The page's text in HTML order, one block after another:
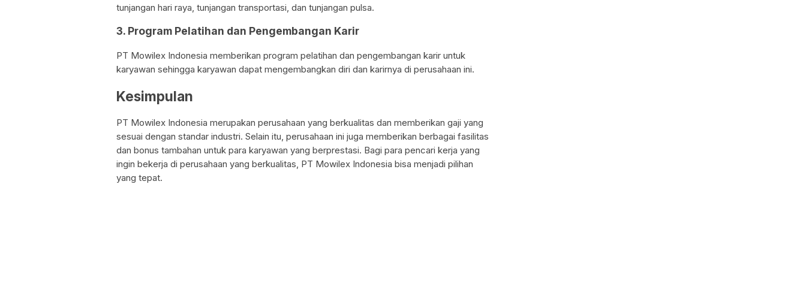
tunjangan hari raya, tunjangan transportasi, dan tunjangan pulsa.
3. Program Pelatihan dan Pengembangan Karir
PT Mowilex Indonesia memberikan program pelatihan dan pengembangan karir untuk
karyawan sehingga karyawan dapat mengembangkan diri dan karirnya di perusahaan ini.
Kesimpulan
PT Mowilex Indonesia merupakan perusahaan yang berkualitas dan memberikan gaji yang
sesuai dengan standar industri. Selain itu, perusahaan ini juga memberikan berbagai fasilitas
dan bonus tambahan untuk para karyawan yang berprestasi. Bagi para pencari kerja yang
ingin bekerja di perusahaan yang berkualitas, PT Mowilex Indonesia bisa menjadi pilihan
yang tepat.